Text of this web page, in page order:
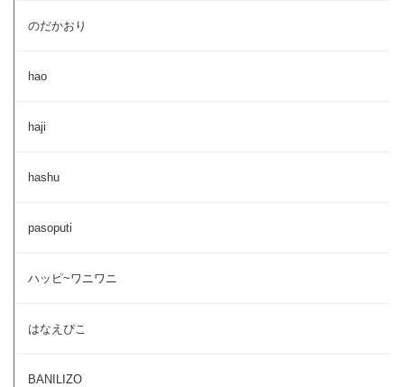
のだかおり
hao
haji
hashu
pasoputi
ハッピ~ワニワニ
はなえぴこ
BANILIZO